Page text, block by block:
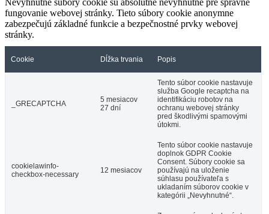
Nevyhnutné súbory cookie sú absolútne nevyhnutné pre správne
fungovanie webovej stránky. Tieto súbory cookie anonymne
zabezpečujú základné funkcie a bezpečnostné prvky webovej
stránky.
Cookie Dĺžka trvania Popis
_GRECAPTCHA
5 mesiacov
27 dní
Tento súbor cookie nastavuje
služba Google recaptcha na
identifikáciu robotov na
ochranu webovej stránky
pred škodlivými spamovými
útokmi.
cookielawinfo-
checkbox-necessary
12 mesiacov
Tento súbor cookie nastavuje
doplnok GDPR Cookie
Consent. Súbory cookie sa
používajú na uloženie
súhlasu používateľa s
ukladaním súborov cookie v
kategórii „Nevyhnutné“.